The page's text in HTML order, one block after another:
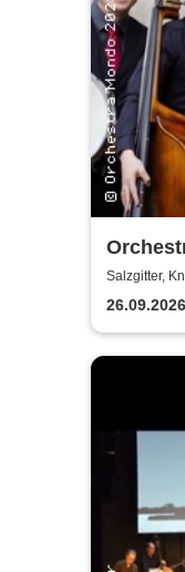
Salzgitter,
26.09.2026